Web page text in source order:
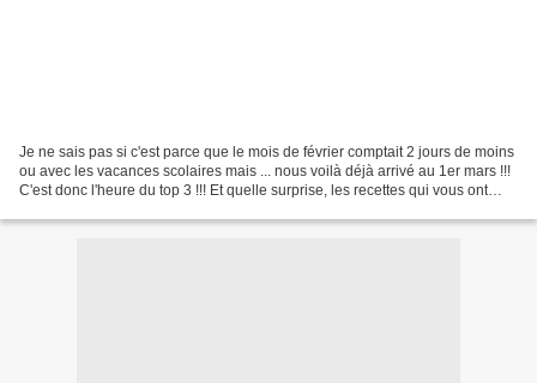
Je ne sais pas si c'est parce que le mois de février comptait 2 jours de moins
ou avec les vacances scolaires mais ... nous voilà déjà arrivé au 1er mars !!!
C'est donc l'heure du top 3 !!! Et quelle surprise, les recettes qui vous ont